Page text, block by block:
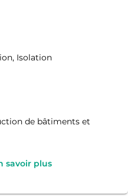
Isolation
de bâtiments et
savoir plus